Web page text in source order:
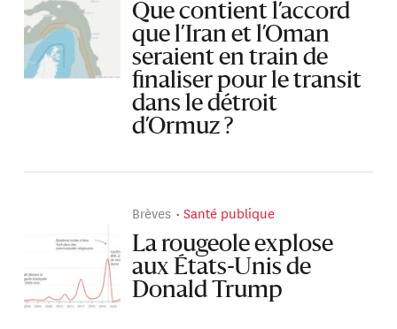
Que contient l’accord
que l’Iran et l’Oman
seraient en train de
finaliser pour le transit
dans le détroit
d’Ormuz ?
Brèves Santé publique
La rougeole explose
aux États-Unis de
Donald Trump